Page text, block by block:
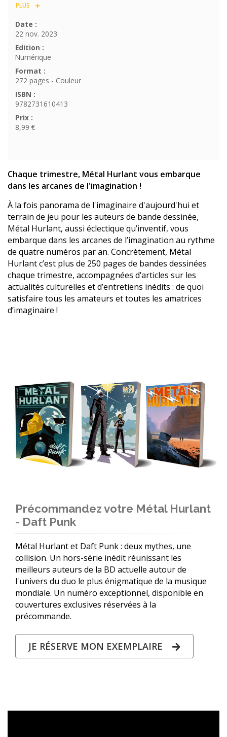
PLUS
Date :
22 nov. 2023
Edition :
Numérique
Format :
272 pages - Couleur
ISBN :
9782731610413
Prix :
8,99 €
Chaque trimestre, Métal Hurlant vous embarque
dans les arcanes de l'imagination !
À la fois panorama de l'imaginaire d'aujourd'hui et
terrain de jeu pour les auteurs de bande dessinée,
Métal Hurlant, aussi éclectique qu’inventif, vous
embarque dans les arcanes de l’imagination au rythme
de quatre numéros par an. Concrètement, Métal
Hurlant c’est plus de 250 pages de bandes dessinées
chaque trimestre, accompagnées d’articles sur les
actualités culturelles et d’entretiens inédits : de quoi
satisfaire tous les amateurs et toutes les amatrices
d’imaginaire !
Précommandez votre Métal Hurlant
- Daft Punk
Métal Hurlant et Daft Punk : deux mythes, une
collision. Un hors-série inédit réunissant les
meilleurs auteurs de la BD actuelle autour de
l'univers du duo le plus énigmatique de la musique
mondiale. Un numéro exceptionnel, disponible en
couvertures exclusives réservées à la
précommande.
JE RÉSERVE MON EXEMPLAIRE